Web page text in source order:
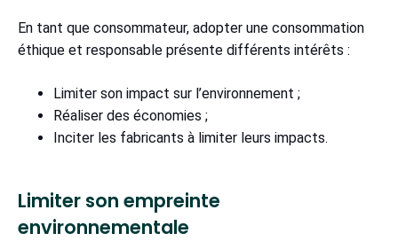
En tant que consommateur, adopter une consommation
éthique et responsable présente différents intérêts :
Limiter son impact sur l’environnement ;
Réaliser des économies ;
Inciter les fabricants à limiter leurs impacts.
Limiter son empreinte
environnementale